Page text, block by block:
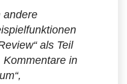
andere
als Teil
Kommentare in